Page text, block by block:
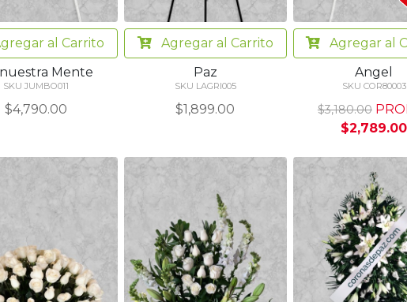
al Carrito
Mente
SKU JUMBO011
$4,790.00
Agregar al Carrito
Paz
SKU LAGRI005
$1,899.00
Agregaral
Angel
SKU COR80003
$3,180.00
$2,789.00